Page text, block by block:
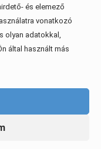
és elemező
vonatkozó
olyan adatokkal,
által használt más